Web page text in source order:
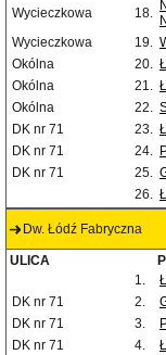
Wycieczkowa
18.
Wycieczkowa 19.
Okólna
20.
Okólna
21.
Okólna
22.
DK nr 71
23.
DK nr 71
24.
DK nr 71
25.
26.
Dw. Łódź Fabryczna
ULICA
1.
DK nr 71
2.
DK nr 71
3.
DK nr 71
4.